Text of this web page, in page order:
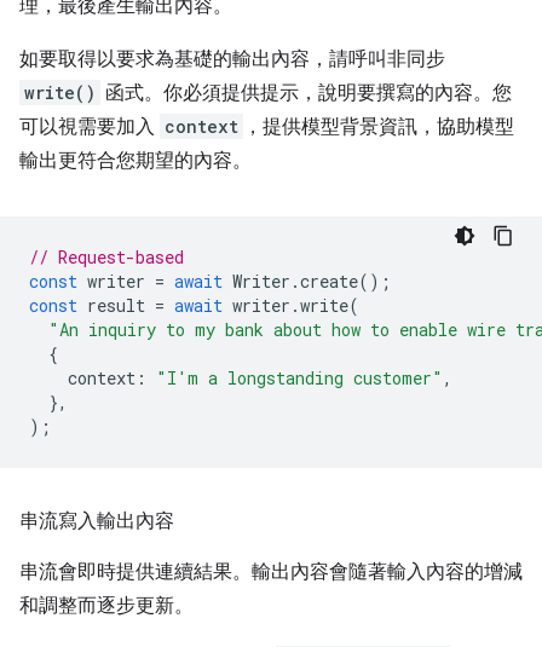
理，最後產生輸出內容。
如要取得以要求為基礎的輸出內容，請呼叫非同步
write() 函式。你必須提供提示，說明要撰寫的內容。您
可以視需要加入 context ，提供模型背景資訊，協助模型
輸出更符合您期望的內容。
// Request-based
const writer = await Writer .create();
const result = await writer .write(
"An inquiry to my bank about how to enable wire
{
context : "I'm a longstanding customer" ,
},
);
串流寫入輸出內容
串流會即時提供連續結果。輸出內容會隨著輸入內容的增減
和調整而逐步更新。